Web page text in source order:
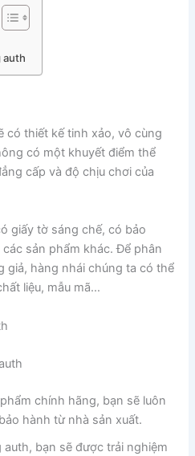
auth
có thiết kế tinh xảo, vô cùng
có một khuyết điểm thể
cấp và độ chịu chơi của
giấy tờ sáng chế, có bảo
sản phẩm khác. Để phân
giả, hàng nhái chúng ta có thể
liệu, mẫu mã…
chính hãng, bạn sẽ luôn
hành từ nhà sản xuất.
auth, bạn sẽ được trải nghiệm